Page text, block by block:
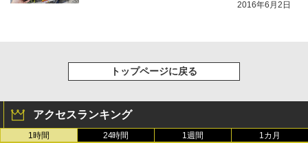
2016年6月2日
トップページに戻る
アクセスランキング
1時間 24時間 1週間 1カ月